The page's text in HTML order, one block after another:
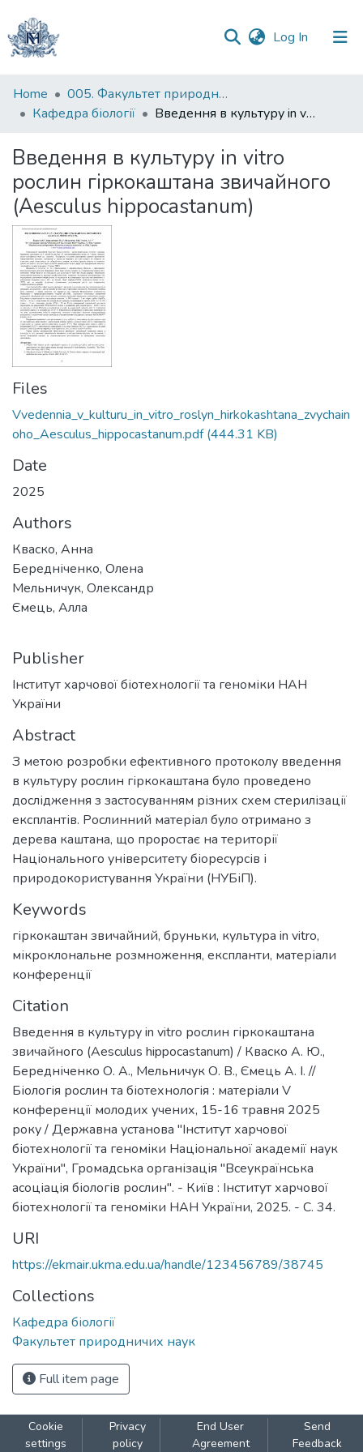
Log In (current)
Communities
&
All of DSpace
Statistics
Home
005. Факультет природничих наук
Кафедра біології
Введення в культуру in vitro рослин гіркокаштана звичайного (Aesculus hippocastanum)
Введення в культуру in vitro
рослин гіркокаштана звичайного
(Aesculus hippocastanum)
Files
Vvedennia_v_kulturu_in_vitro_roslyn_hirkokashtana_zvychain
oho_Aesculus_hippocastanum.pdf(444.31 KB)
Date
2025
Authors
Кваско, Анна
Бередніченко, Олена
Мельничук, Олександр
Ємець, Алла
Publisher
Інститут харчової біотехнології та геноміки НАН
України
Abstract
З метою розробки ефективного протоколу введення
в культуру рослин гіркокаштана було проведено
дослідження з застосуванням різних схем стерилізації
експлантів. Рослинний матеріал було отримано з
дерева каштана, що проростає на території
Національного університету біоресурсів і
природокористування України (НУБіП).
Keywords
гіркокаштан звичайний, бруньки, культура in vitro,
мікроклональне розмноження, експланти, матеріали
конференції
Citation
Введення в культуру in vitro рослин гіркокаштана
звичайного (Aesculus hippocastanum) / Кваско А. Ю.,
Бередніченко О. А., Мельничук О. В., Ємець А. І. //
Біологія рослин та біотехнологія : матеріали V
конференції молодих учених, 15-16 травня 2025
року / Державна установа "Інститут харчової
біотехнології та геноміки Національної академії наук
України", Громадська організація "Всеукраїнська
асоціація біологів рослин". - Київ : Інститут харчової
біотехнології та геноміки НАН України, 2025. - С. 34.
URI
https://ekmair.ukma.edu.ua/handle/123456789/38745
Collections
Кафедра біології
Факультет природничих наук
Full item page
Cookie
settings
Privacy
policy
End User
Agreement
Send
Feedback